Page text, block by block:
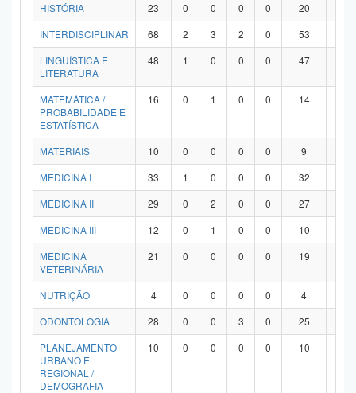
HISTÓRIA
23 0 0 0 0 20
INTERDISCIPLINAR
68 2 3 2 0 53
LINGUÍSTICA E
LITERATURA
48 1 0 0 0 47
MATEMÁTICA /
PROBABILIDADE E
ESTATÍSTICA
16 0 1 0 0 14
MATERIAIS 10 0 0 0 0 9
MEDICINA I
33 1 0 0 0 32
MEDICINA II
29 0 2 0 0 27
MEDICINA III
12 0 1 0 0 10
MEDICINA
VETERINÁRIA
21 0 0 0 0 19
NUTRIÇÃO 4 0 0 0 0 4
ODONTOLOGIA
28 0 0 3 0 25
PLANEJAMENTO
URBANO E
REGIONAL /
DEMOGRAFIA
10 0 0 0 0 10